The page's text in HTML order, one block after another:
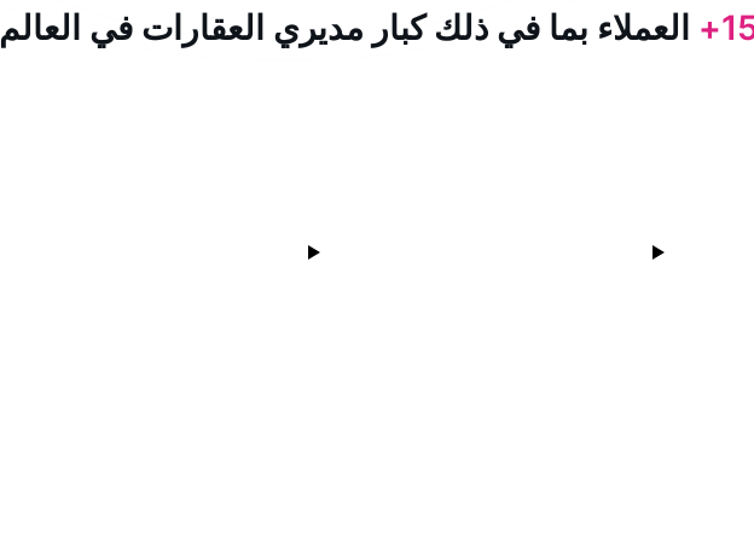
العملاء بما في ذلك كبار مديري العقارات في العالم